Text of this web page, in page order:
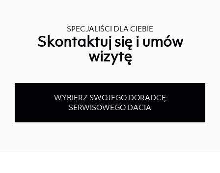
SPECJALIŚCI DLA CIEBIE
Skontaktuj się i umów
wizytę
WYBIERZ SWOJEGO DORADCĘ
SERWISOWEGO DACIA